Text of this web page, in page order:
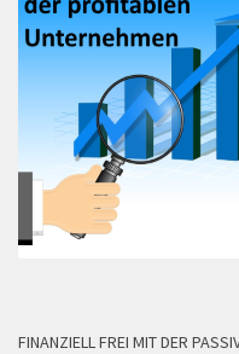
FINANZIELL FREI MIT DER